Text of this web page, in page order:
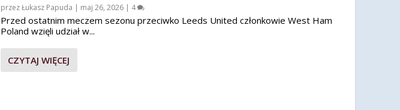
przezŁukasz Papuda | maj 26, 2026 | 4
Przed ostatnim meczem sezonu przeciwko Leeds United członkowie West Ham
Poland wzięli udział w...
CZYTAJ WIĘCEJ